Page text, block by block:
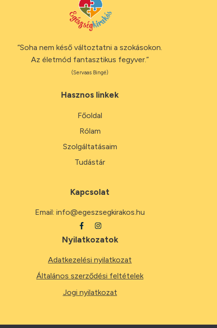
“Soha nem késő változtatni a szokásokon.
Az életmód fantasztikus fegyver.”
(Servaas Bingé)
Hasznos linkek
Főoldal
Rólam
Szolgáltatásaim
Tudástár
Kapcsolat
Email: info@egeszsegkirakos.hu
Nyilatkozatok
Adatkezelési nyilatkozat
Általános szerződési feltételek
Jogi nyilatkozat